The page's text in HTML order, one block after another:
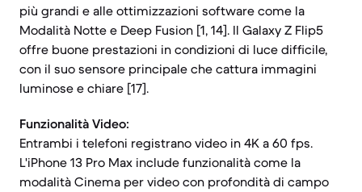
più grandi e alle ottimizzazioni software come la
Modalità Notte e Deep Fusion [1, 14]. Il Galaxy Z Flip5
offre buone prestazioni in condizioni di luce difficile,
con il suo sensore principale che cattura immagini
luminose e chiare [17].
Funzionalità Video:
Entrambi i telefoni registrano video in 4K a 60 fps.
L'iPhone 13 Pro Max include funzionalità come la
modalità Cinema per video con profondità di campo